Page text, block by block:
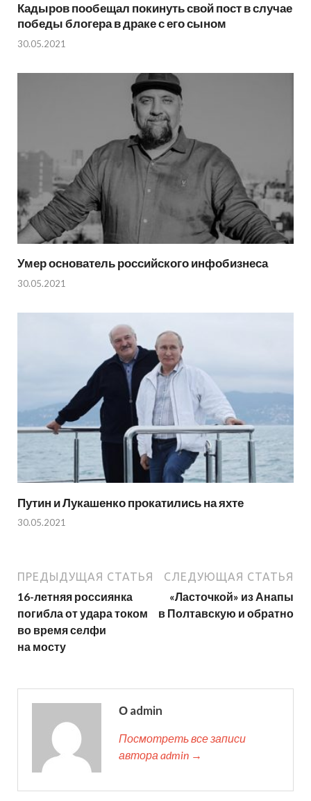
Кадыров пообещал покинуть свой пост в случае
победы блогера в драке с его сыном
30.05.2021
Умер основатель российского инфобизнеса
30.05.2021
Путин и Лукашенко прокатились на яхте
30.05.2021
ПРЕДЫДУЩАЯ СТАТЬЯ
16-летняя россиянка
погибла от удара током
во время селфи
на мосту
СЛЕДУЮЩАЯ СТАТЬЯ
«Ласточкой» из Анапы
в Полтавскую и обратно
О admin
Посмотреть все записи
автора admin →